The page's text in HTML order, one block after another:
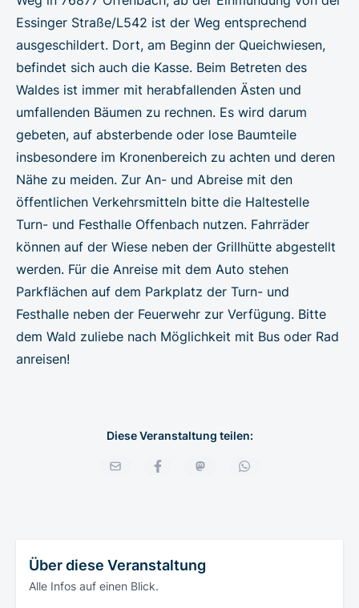
Essinger Straße/L542 ist der Weg entsprechend
ausgeschildert. Dort, am Beginn der Queichwiesen,
befindet sich auch die Kasse. Beim Betreten des
Waldes ist immer mit herabfallenden Ästen und
umfallenden Bäumen zu rechnen. Es wird darum
gebeten, auf absterbende oder lose Baumteile
insbesondere im Kronenbereich zu achten und deren
Nähe zu meiden. Zur An- und Abreise mit den
öffentlichen Verkehrsmitteln bitte die Haltestelle
Turn- und Festhalle Offenbach nutzen. Fahrräder
können auf der Wiese neben der Grillhütte abgestellt
werden. Für die Anreise mit dem Auto stehen
Parkflächen auf dem Parkplatz der Turn- und
Festhalle neben der Feuerwehr zur Verfügung. Bitte
dem Wald zuliebe nach Möglichkeit mit Bus oder Rad
anreisen!
Diese Veranstaltung teilen:
Über diese Veranstaltung
Alle Infos auf einen Blick.